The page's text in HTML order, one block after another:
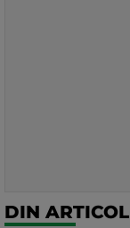
DIN ARTICOL